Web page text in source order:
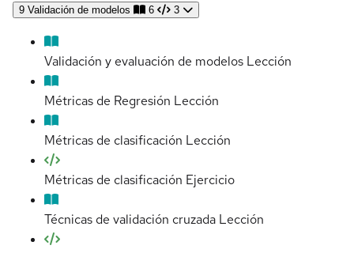
9 Validación de modelos 6 3
Validación y evaluación de modelos Lección
Métricas de Regresión Lección
Métricas de clasificación Lección
Métricas de clasificación Ejercicio
Técnicas de validación cruzada Lección